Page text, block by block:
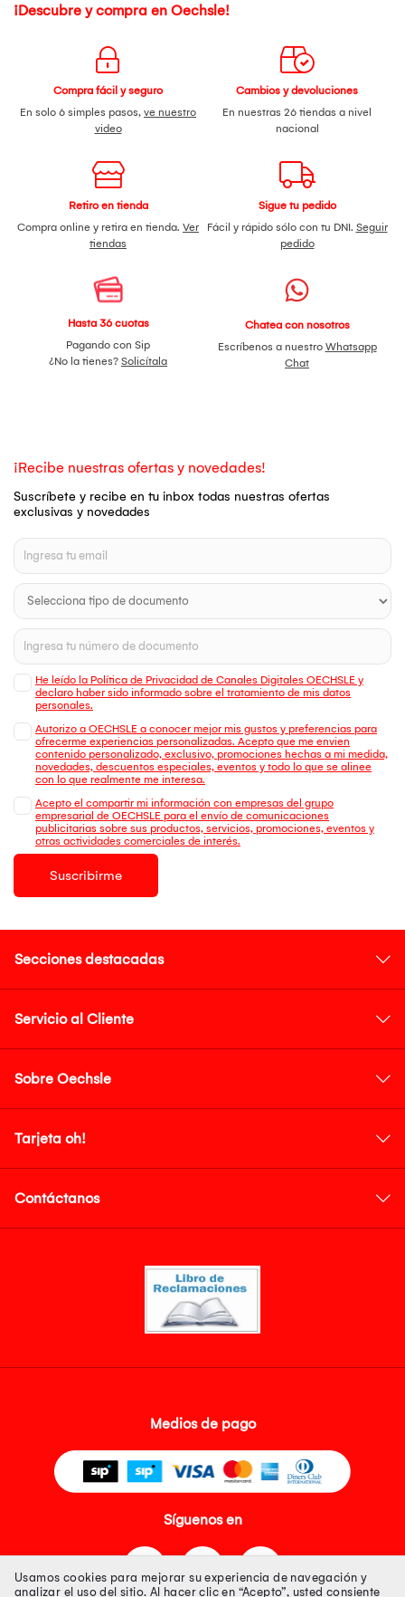
¡Descubre y compra en Oechsle!
Compra fácil y seguro
En solo 6 simples pasos, ve nuestro
video
Cambios y devoluciones
En nuestras 26 tiendas a nivel
nacional
Retiro en tienda
Compra online y retira en tienda. Ver
tiendas
Sigue tu pedido
Fácil y rápido sólo con tu DNI. Seguir
pedido
Hasta 36 cuotas
Pagando con Sip
¿No la tienes? Solicítala
Chatea con nosotros
Escríbenos a nuestro Whatsapp
Chat
¡Recibe nuestras ofertas y novedades!
Suscríbete y recibe en tu inbox todas nuestras ofertas
exclusivas y novedades
He leído la Política de Privacidad de Canales Digitales OECHSLE y
declaro haber sido informado sobre el tratamiento de mis datos
personales.
Autorizo a OECHSLE a conocer mejor mis gustos y preferencias para
ofrecerme experiencias personalizadas. Acepto que me envien
contenido personalizado, exclusivo, promociones hechas a mi medida,
novedades, descuentos especiales, eventos y todo lo que se alinee
con lo que realmente me interesa.
Acepto el compartir mi información con empresas del grupo
empresarial de OECHSLE para el envío de comunicaciones
publicitarias sobre sus productos, servicios, promociones, eventos y
otras actividades comerciales de interés.
Suscribirme
Secciones destacadas
Servicio al Cliente
Sobre Oechsle
Tarjeta oh!
Contáctanos
Medios de pago
Síguenos en
Usamos cookies para mejorar su experiencia de navegación y
analizar el uso del sitio. Al hacer clic en “Acepto”, usted consiente